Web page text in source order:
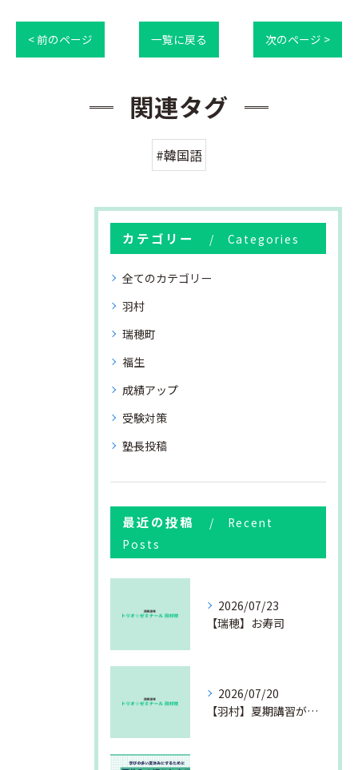
< 前のページ 一覧に戻る 次のページ >
関連タグ
#韓国語
カテゴリー Categories
全てのカテゴリー
羽村
瑞穂町
福生
成績アップ
受験対策
塾長投稿
最近の投稿
Recent
Posts
2026/07/23
【瑞穂】お寿司
2026/07/20
【羽村】夏期講習が始まりました